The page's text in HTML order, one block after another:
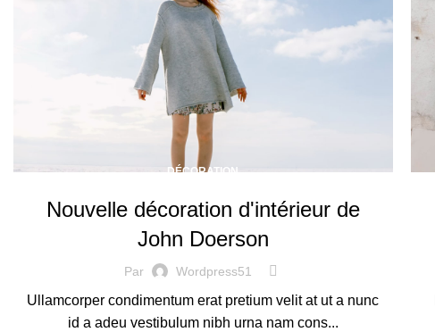
DÉCORATION
Nouvelle décoration d'intérieur de
John Doerson
Par Wordpress51
Ullamcorper condimentum erat pretium velit at ut a nunc
id a adeu vestibulum nibh urna nam cons...